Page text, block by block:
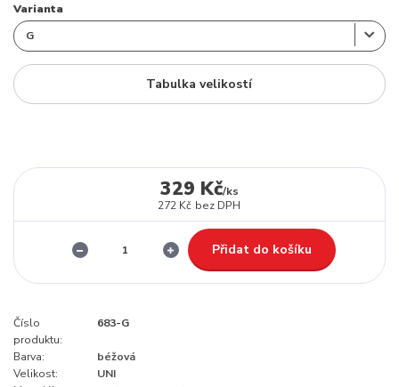
Varianta
Tabulka velikostí
329 Kč/ks
272 Kč bez DPH
Přidat do košíku
Číslo
produktu:
683-G
Barva:
béžová
Velikost:
UNI